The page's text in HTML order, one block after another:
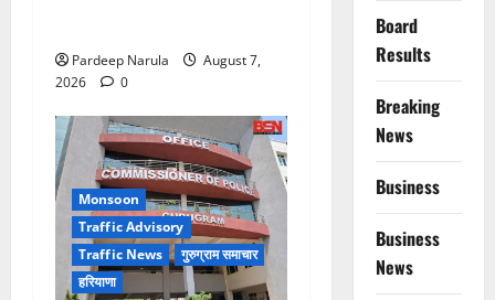
Pardeep Narula
August 7,
2026
0
Monsoon
Traffic Advisory
Traffic News
गुरुग्राम समाचार
हरियाणा
Board
Results
Breaking
News
Business
Business
News